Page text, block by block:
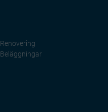
Renovering
Beläggningar